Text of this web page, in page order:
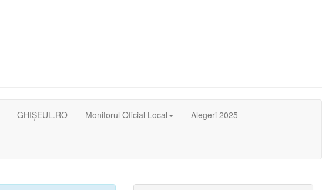
GHIȘEUL.RO Monitorul Oficial Local Alegeri 2025